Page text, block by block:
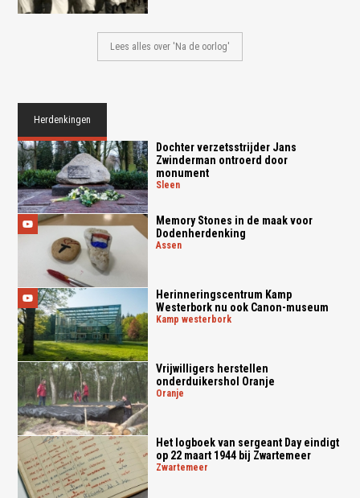
Lees alles over 'Na de oorlog'
Herdenkingen
Dochter verzetsstrijder Jans
Zwinderman ontroerd door
monument
sleen
Memory Stones in de maak voor
Dodenherdenking
assen
Herinneringscentrum Kamp
Westerbork nu ook Canon-museum
kamp westerbork
Vrijwilligers herstellen
onderduikershol Oranje
oranje
Het logboek van sergeant Day eindigt
op 22 maart 1944 bij Zwartemeer
zwartemeer